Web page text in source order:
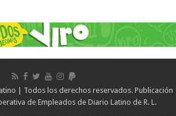
| Todos los derechos reservados. Publicación
de Empleados de Diario Latino de R. L.